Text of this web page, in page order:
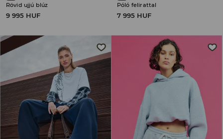
Rövid ujjú blúz
9 995 HUF
Póló felirattal
7 995 HUF